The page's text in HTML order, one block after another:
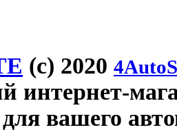
(c) 2020
интернет-
для вашего